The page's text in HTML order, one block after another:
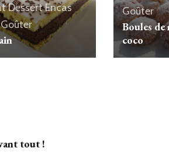
DessertEncas
Goûter
Goûter
Boules de
coco
tout !